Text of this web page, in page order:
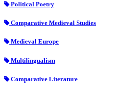
Political Poetry
Comparative Medieval Studies
Medieval Europe
Multilingualism
Comparative Literature